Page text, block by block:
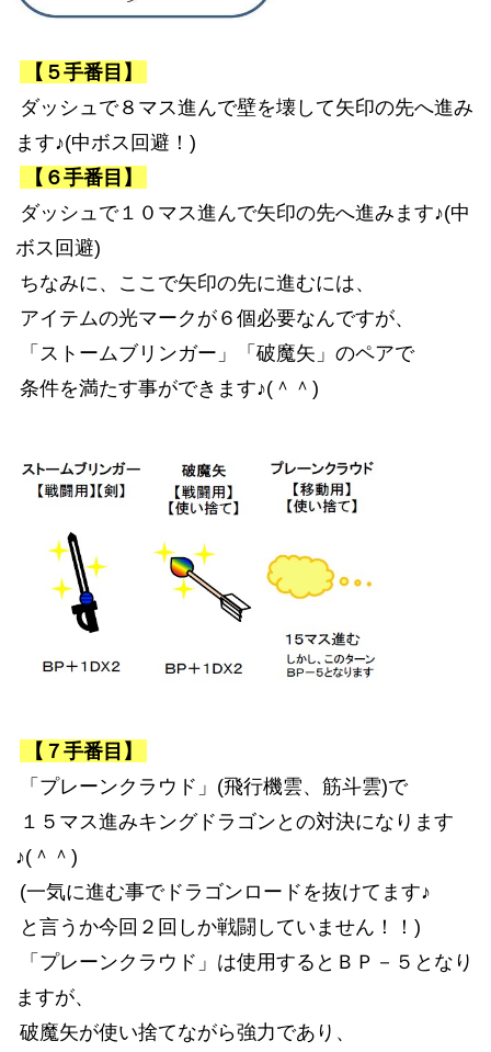
【５手番目】
ダッシュで８マス進んで壁を壊して矢印の先へ進み
ます♪(中ボス回避！)
【６手番目】
ダッシュで１０マス進んで矢印の先へ進みます♪(中
ボス回避)
ちなみに、ここで矢印の先に進むには、
アイテムの光マークが６個必要なんですが、
「ストームブリンガー」「破魔矢」のペアで
条件を満たす事ができます♪(＾＾)
【７手番目】
「プレーンクラウド」(飛行機雲、筋斗雲)で
１５マス進みキングドラゴンとの対決になります
♪(＾＾)
(一気に進む事でドラゴンロードを抜けてます♪
と言うか今回２回しか戦闘していません！！)
「プレーンクラウド」は使用するとＢＰ－５となり
ますが、
破魔矢が使い捨てながら強力であり、